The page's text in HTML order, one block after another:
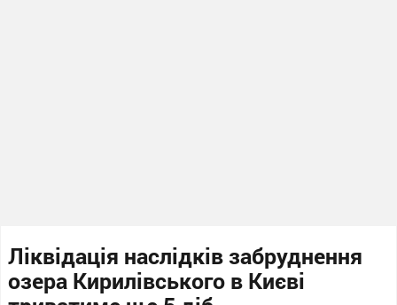
Ліквідація наслідків забруднення
озера Кирилівського в Києві